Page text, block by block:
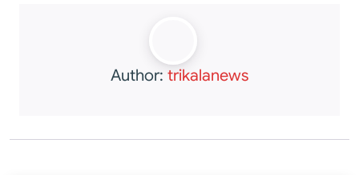
Author: trikalanews